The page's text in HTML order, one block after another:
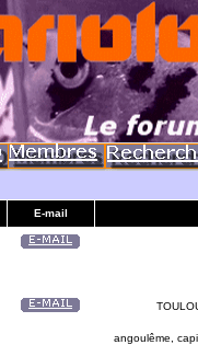
E-mail
angoulême,